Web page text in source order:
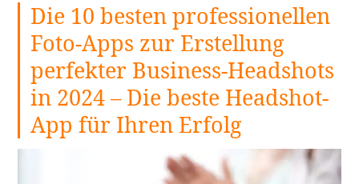
Die 10 besten professionellen
Foto-Apps zur Erstellung
perfekter Business-Headshots
in 2024 – Die beste Headshot-
App für Ihren Erfolg